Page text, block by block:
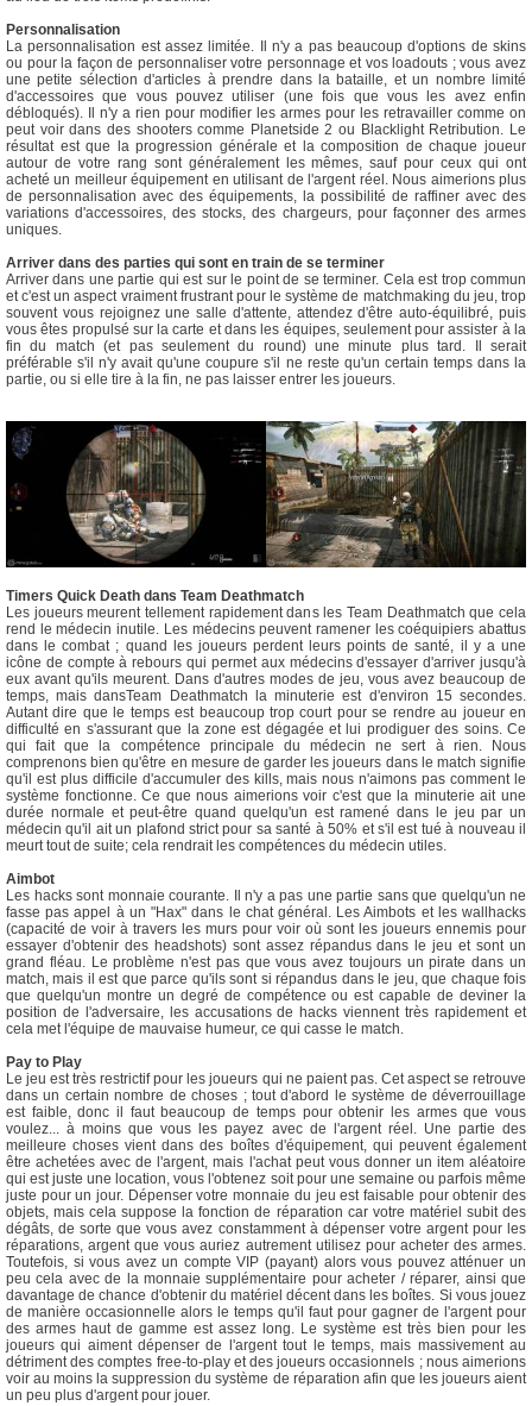
Personnalisation
La personnalisation est assez limitée. Il n'y a pas beaucoup d'options de skins
ou pour la façon de personnaliser votre personnage et vos loadouts ; vous avez
une petite sélection d'articles à prendre dans la bataille, et un nombre limité
d'accessoires que vous pouvez utiliser (une fois que vous les avez enfin
débloqués). Il n'y a rien pour modifier les armes pour les retravailler comme on
peut voir dans des shooters comme Planetside 2 ou Blacklight Retribution. Le
résultat est que la progression générale et la composition de chaque joueur
autour de votre rang sont généralement les mêmes, sauf pour ceux qui ont
acheté un meilleur équipement en utilisant de l'argent réel. Nous aimerions plus
de personnalisation avec des équipements, la possibilité de raffiner avec des
variations d'accessoires, des stocks, des chargeurs, pour façonner des armes
uniques.
Arriver dans des parties qui sont en train de se terminer
Arriver dans une partie qui est sur le point de se terminer. Cela est trop commun
et c'est un aspect vraiment frustrant pour le système de matchmaking du jeu, trop
souvent vous rejoignez une salle d'attente, attendez d'être auto-équilibré, puis
vous êtes propulsé sur la carte et dans les équipes, seulement pour assister à la
fin du match (et pas seulement du round) une minute plus tard. Il serait
préférable s'il n'y avait qu'une coupure s'il ne reste qu'un certain temps dans la
partie, ou si elle tire à la fin, ne pas laisser entrer les joueurs.
Timers Quick Death dans Team Deathmatch
Les joueurs meurent tellement rapidement dans les Team Deathmatch que cela
rend le médecin inutile. Les médecins peuvent ramener les coéquipiers abattus
dans le combat ; quand les joueurs perdent leurs points de santé, il y a une
icône de compte à rebours qui permet aux médecins d'essayer d'arriver jusqu'à
eux avant qu'ils meurent. Dans d'autres modes de jeu, vous avez beaucoup de
temps, mais dansTeam Deathmatch la minuterie est d'environ 15 secondes.
Autant dire que le temps est beaucoup trop court pour se rendre au joueur en
difficulté en s'assurant que la zone est dégagée et lui prodiguer des soins. Ce
qui fait que la compétence principale du médecin ne sert à rien. Nous
comprenons bien qu'être en mesure de garder les joueurs dans le match signifie
qu'il est plus difficile d'accumuler des kills, mais nous n'aimons pas comment le
système fonctionne. Ce que nous aimerions voir c'est que la minuterie ait une
durée normale et peut-être quand quelqu'un est ramené dans le jeu par un
médecin qu'il ait un plafond strict pour sa santé à 50% et s'il est tué à nouveau il
meurt tout de suite; cela rendrait les compétences du médecin utiles.
Aimbot
Les hacks sont monnaie courante. Il n'y a pas une partie sans que quelqu'un ne
fasse pas appel à un "Hax" dans le chat général. Les Aimbots et les wallhacks
(capacité de voir à travers les murs pour voir où sont les joueurs ennemis pour
essayer d'obtenir des headshots) sont assez répandus dans le jeu et sont un
grand fléau. Le problème n'est pas que vous avez toujours un pirate dans un
match, mais il est que parce qu'ils sont si répandus dans le jeu, que chaque fois
que quelqu'un montre un degré de compétence ou est capable de deviner la
position de l'adversaire, les accusations de hacks viennent très rapidement et
cela met l'équipe de mauvaise humeur, ce qui casse le match.
Pay to Play
Le jeu est très restrictif pour les joueurs qui ne paient pas. Cet aspect se retrouve
dans un certain nombre de choses ; tout d'abord le système de déverrouillage
est faible, donc il faut beaucoup de temps pour obtenir les armes que vous
voulez... à moins que vous les payez avec de l'argent réel. Une partie des
meilleure choses vient dans des boîtes d'équipement, qui peuvent également
être achetées avec de l'argent, mais l'achat peut vous donner un item aléatoire
qui est juste une location, vous l'obtenez soit pour une semaine ou parfois même
juste pour un jour. Dépenser votre monnaie du jeu est faisable pour obtenir des
objets, mais cela suppose la fonction de réparation car votre matériel subit des
dégâts, de sorte que vous avez constamment à dépenser votre argent pour les
réparations, argent que vous auriez autrement utilisez pour acheter des armes.
Toutefois, si vous avez un compte VIP (payant) alors vous pouvez atténuer un
peu cela avec de la monnaie supplémentaire pour acheter / réparer, ainsi que
davantage de chance d'obtenir du matériel décent dans les boîtes. Si vous jouez
de manière occasionnelle alors le temps qu'il faut pour gagner de l'argent pour
des armes haut de gamme est assez long. Le système est très bien pour les
joueurs qui aiment dépenser de l'argent tout le temps, mais massivement au
détriment des comptes free-to-play et des joueurs occasionnels ; nous aimerions
voir au moins la suppression du système de réparation afin que les joueurs aient
un peu plus d'argent pour jouer.